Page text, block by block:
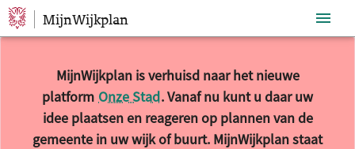
Sla navigatie over
MijnWijkplan
MijnWijkplan is verhuisd naar het nieuwe
platform Onze Stad. Vanaf nu kunt u daar uw
idee plaatsen en reageren op plannen van de
gemeente in uw wijk of buurt. MijnWijkplan staat